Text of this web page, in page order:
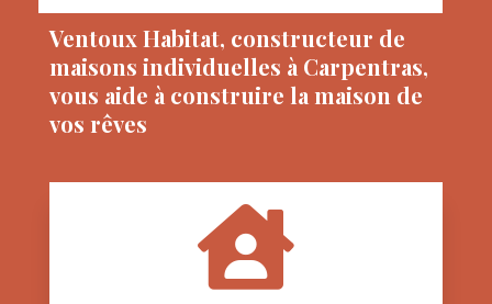
Ventoux Habitat, constructeur de
maisons individuelles à Carpentras,
vous aide à construire la maison de
vos rêves
